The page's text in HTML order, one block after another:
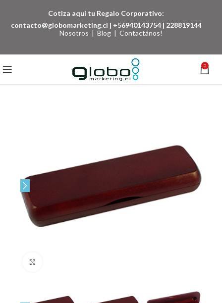
Cotiza aquí tu Regalo Corporativo:
contacto@globomarketing.cl | +56940143754 | 228819144
Nosotros | Blog | Contactános!
0